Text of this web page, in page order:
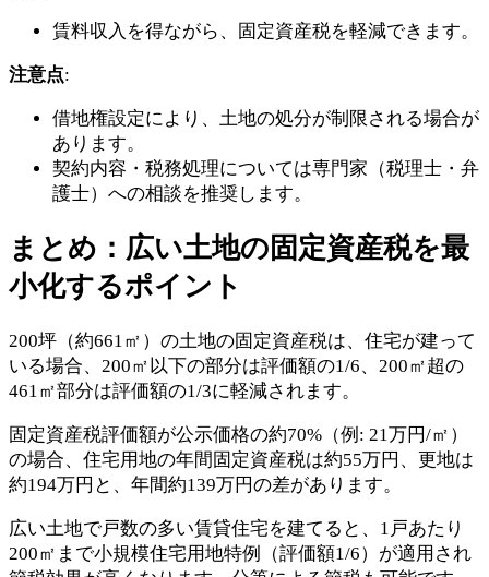
賃料収入を得ながら、固定資産税を軽減できます。
注意点:
借地権設定により、土地の処分が制限される場合が
あります。
契約内容・税務処理については専門家（税理士・弁
護士）への相談を推奨します。
まとめ：広い土地の固定資産税を最
小化するポイント
200坪（約661㎡）の土地の固定資産税は、住宅が建って
いる場合、200㎡以下の部分は評価額の1/6、200㎡超の
461㎡部分は評価額の1/3に軽減されます。
固定資産税評価額が公示価格の約70%（例: 21万円/㎡）
の場合、住宅用地の年間固定資産税は約55万円、更地は
約194万円と、年間約139万円の差があります。
広い土地で戸数の多い賃貸住宅を建てると、1戸あたり
200㎡まで小規模住宅用地特例（評価額1/6）が適用され